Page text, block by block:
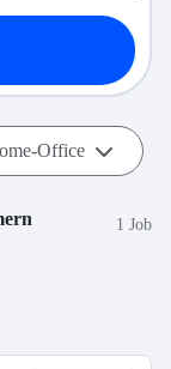
Office
1 Job